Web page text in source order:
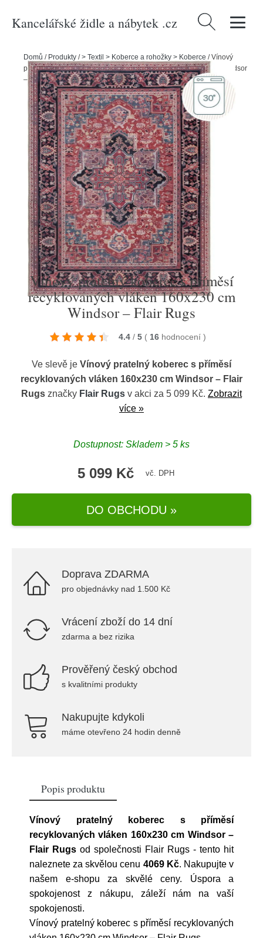
Kancelářské židle a nábytek .cz Vyhledávání
Domů / Produkty /> Textil > Koberce a rohožky > Koberce /Vínový
pratelný koberec s příměsí recyklovaných vláken 160x230 cm Windsor
– Flair Rugs
Vínový pratelný koberec s příměsí
recyklovaných vláken 160x230 cm
Windsor – Flair Rugs
4.4 / 5 ( 16 hodnocení )
Ve slevě je Vínový pratelný koberec s příměsí
recyklovaných vláken 160x230 cm Windsor – Flair
Rugs značky Flair Rugs v akci za 5 099 Kč. Zobrazit
více »
Dostupnost: Skladem > 5 ks
5 099 Kč vč. DPH
DO OBCHODU »
Doprava ZDARMA
pro objednávky nad 1.500 Kč
Vrácení zboží do 14 dní
zdarma a bez rizika
Prověřený český obchod
s kvalitními produkty
Nakupujte kdykoli
máme otevřeno 24 hodin denně
Popis produktu
Vínový pratelný koberec s příměsí
recyklovaných vláken 160x230 cm Windsor –
Flair Rugs od společnosti Flair Rugs - tento hit
naleznete za skvělou cenu 4069 Kč. Nakupujte v
našem e-shopu za skvělé ceny. Úspora a
spokojenost z nákupu, záleží nám na vaší
spokojenosti.
Vínový pratelný koberec s příměsí recyklovaných